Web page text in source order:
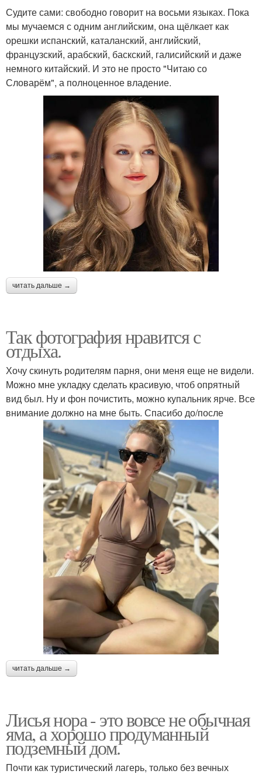
Судите сами: свободно говорит на восьми языках. Пока
мы мучаемся с одним английским, она щёлкает как
орешки испанский, каталанский, английский,
французский, арабский, баскский, галисийский и даже
немного китайский. И это не просто "Читаю со
Словарём", а полноценное владение.
читать дальше →
Так фотография нравится с
отдыха.
Хочу скинуть родителям парня, они меня еще не видели.
Можно мне укладку сделать красивую, чтоб опрятный
вид был. Ну и фон почистить, можно купальник ярче. Все
внимание должно на мне быть. Спасибо до/после
читать дальше →
Лисья нора - это вовсе не обычная
яма, а хорошо продуманный
подземный дом.
Почти как туристический лагерь, только без вечных